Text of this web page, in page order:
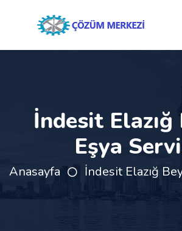
İndesit Elazığ
Eşya
Anasayfa İndesit Elazığ